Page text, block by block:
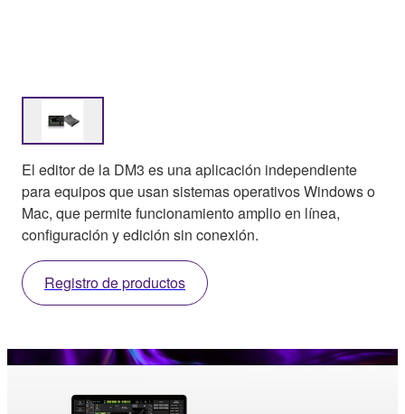
El editor de la DM3 es una aplicación independiente
para equipos que usan sistemas operativos Windows o
Mac, que permite funcionamiento amplio en línea,
configuración y edición sin conexión.
Registro de productos